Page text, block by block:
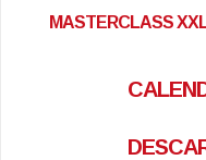
MASTERCLASS